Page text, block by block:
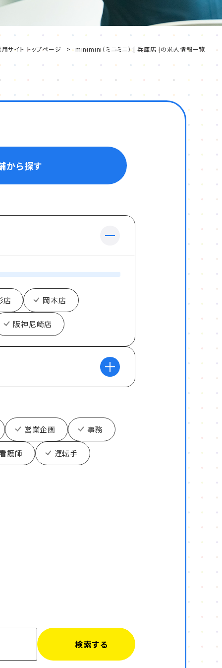
サイト トップページ minimini（ミニミニ）:[ 兵庫店 ]の求人情報一覧
から探す
店 岡本店
阪神尼崎店
営業企画 事務
護師 運転手